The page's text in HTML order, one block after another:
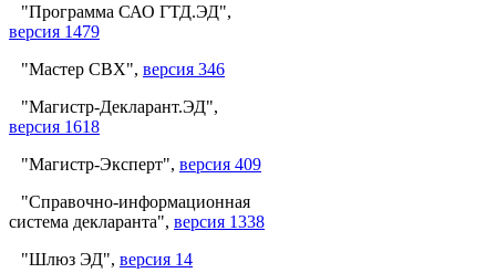
"Программа САО ГТД.ЭД",
версия 1479
"Мастер СВХ", версия 346
"Магистр-Декларант.ЭД",
версия 1618
"Магистр-Эксперт", версия 409
"Справочно-информационная
система декларанта", версия 1338
"Шлюз ЭД", версия 14